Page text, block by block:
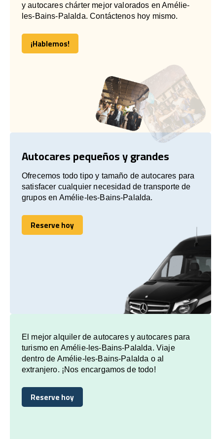
y autocares chárter mejor valorados en Amélie-
les-Bains-Palalda. Contáctenos hoy mismo.
¡Hablemos!
¡Hablemos!
Autocares pequeños y grandes
Ofrecemos todo tipo y tamaño de autocares para
satisfacer cualquier necesidad de transporte de
grupos en Amélie-les-Bains-Palalda.
Reserve hoy
Reserve hoy
El mejor alquiler de autocares y autocares para
turismo en Amélie-les-Bains-Palalda. Viaje
dentro de Amélie-les-Bains-Palalda o al
extranjero. ¡Nos encargamos de todo!
Reserve hoy
Reserve hoy